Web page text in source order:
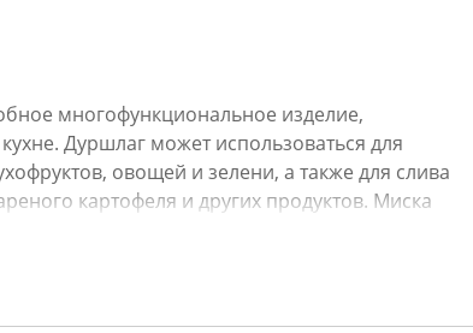
многофункциональное изделие,
Дуршлаг может использоваться для
овощей и зелени, а также для слива
картофеля и других продуктов. Миска
продукты и поместите дуршлаг в емкость,
на стол. Приспособление удобно для